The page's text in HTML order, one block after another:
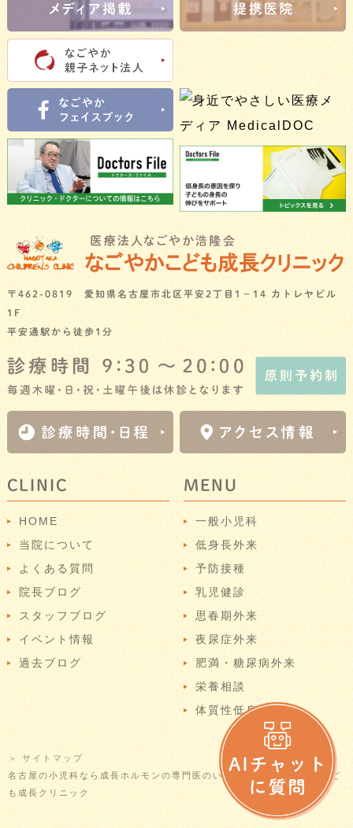
〒462-0819 愛知県名古屋市北区平安2丁目1－14 カトレヤビル
1F
平安通駅から徒歩1分
CLINIC
HOME
当院について
よくある質問
院長ブログ
スタッフブログ
イベント情報
過去ブログ
MENU
一般小児科
低身長外来
予防接種
乳児健診
思春期外来
夜尿症外来
肥満・糖尿病外来
栄養相談
体質性低身長
＞ サイトマップ
名古屋の小児科なら成長ホルモンの専門医のいる当院へ © なごやかこど
も成長クリニック